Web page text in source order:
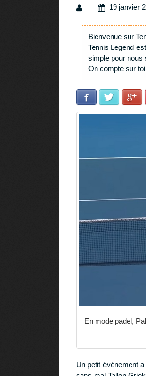
19 janvier
Bienvenue sur
Tennis Legend
simple pour nous
On compte sur toi
Facebook Twitter
En mode padel,
Un petit événement